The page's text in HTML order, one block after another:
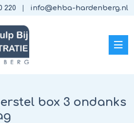
220 info@ehba-hardenberg.nl
box 3 ondanks